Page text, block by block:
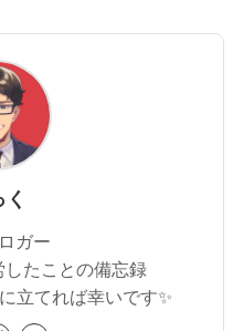
ガー
たことの備忘録
立てれば幸いです✨